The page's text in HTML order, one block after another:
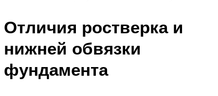
Отличия ростверка и
нижней обвязки
фундамента